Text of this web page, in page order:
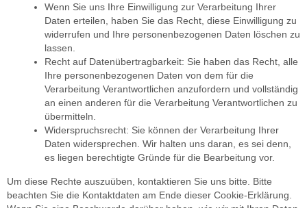
Wenn Sie uns Ihre Einwilligung zur Verarbeitung Ihrer
Daten erteilen, haben Sie das Recht, diese Einwilligung zu
widerrufen und Ihre personenbezogenen Daten löschen zu
lassen.
Recht auf Datenübertragbarkeit: Sie haben das Recht, alle
Ihre personenbezogenen Daten von dem für die
Verarbeitung Verantwortlichen anzufordern und vollständig
an einen anderen für die Verarbeitung Verantwortlichen zu
übermitteln.
Widerspruchsrecht: Sie können der Verarbeitung Ihrer
Daten widersprechen. Wir halten uns daran, es sei denn,
es liegen berechtigte Gründe für die Bearbeitung vor.
Um diese Rechte auszuüben, kontaktieren Sie uns bitte. Bitte
beachten Sie die Kontaktdaten am Ende dieser Cookie-Erklärung.